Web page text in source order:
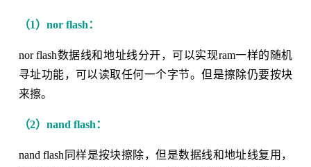
（1）nor flash：
nor flash数据线和地址线分开，可以实现ram一样的随机
寻址功能，可以读取任何一个字节。但是擦除仍要按块
来擦。
（2）nand flash：
nand flash同样是按块擦除，但是数据线和地址线复用，